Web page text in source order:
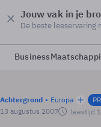
Jouw vak in je
De beste leeservaring
Business
Achtergrond Europa
13 augustus 2007
leestijd